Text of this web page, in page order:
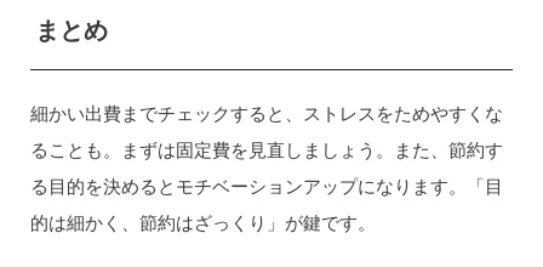
まとめ
細かい出費までチェックすると、ストレスをためやすくな
ることも。まずは固定費を見直しましょう。また、節約す
る目的を決めるとモチベーションアップになります。「目
的は細かく、節約はざっくり」が鍵です。